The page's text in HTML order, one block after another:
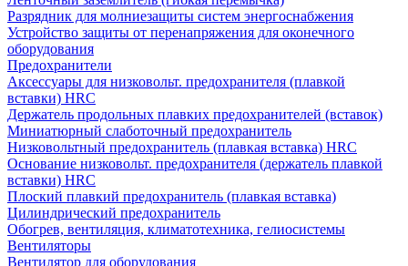
Разрядник для молниезащиты систем энергоснабжения
Устройство защиты от перенапряжения для оконечного
оборудования
Предохранители
Аксессуары для низковольт. предохранителя (плавкой
вставки) HRC
Держатель продольных плавких предохранителей (вставок)
Миниатюрный слаботочный предохранитель
Низковольтный предохранитель (плавкая вставка) HRC
Основание низковольт. предохранителя (держатель плавкой
вставки) HRC
Плоский плавкий предохранитель (плавкая вставка)
Цилиндрический предохранитель
Обогрев, вентиляция, климатотехника, гелиосистемы
Вентиляторы
Вентилятор для оборудования